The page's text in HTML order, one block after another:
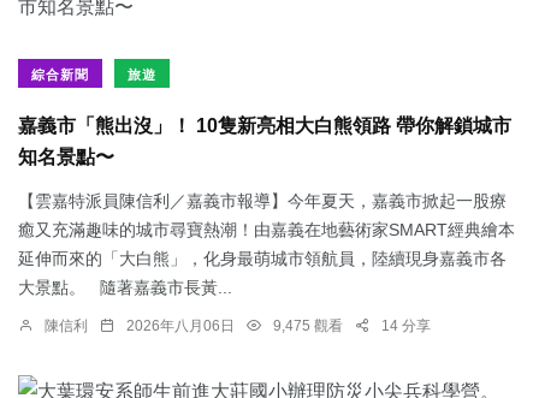
綜合新聞 旅遊
嘉義市「熊出沒」！ 10隻新亮相大白熊領路 帶你解鎖城市
知名景點〜
【雲嘉特派員陳信利／嘉義市報導】今年夏天，嘉義市掀起一股療
癒又充滿趣味的城市尋寶熱潮！由嘉義在地藝術家SMART經典繪本
延伸而來的「大白熊」，化身最萌城市領航員，陸續現身嘉義市各
大景點。 隨著嘉義市長黃...
陳信利 2026年八月06日 9,475 觀看 14 分享